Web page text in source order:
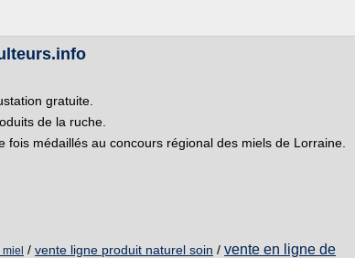
gratuite.
de la ruche.
fois médaillés au concours régional des miels de Lorraine.
/ vente ligne produit naturel soin / vente en ligne de